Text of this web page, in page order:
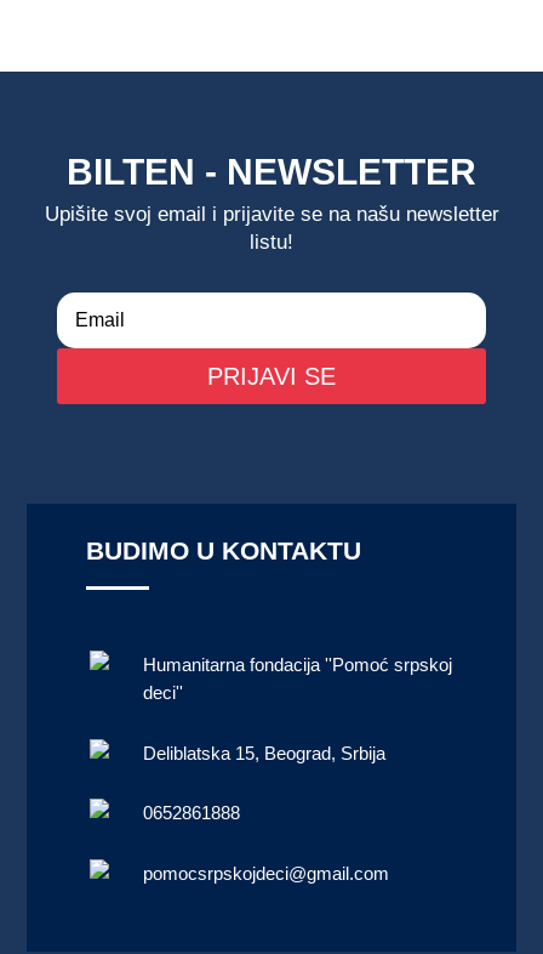
BILTEN - NEWSLETTER
Upišite svoj email i prijavite se na našu newsletter
listu!
PRIJAVI SE
BUDIMO U KONTAKTU
Humanitarna fondacija ''Pomoć srpskoj
deci''
Deliblatska 15, Beograd, Srbija
0652861888
pomocsrpskojdeci@gmail.com